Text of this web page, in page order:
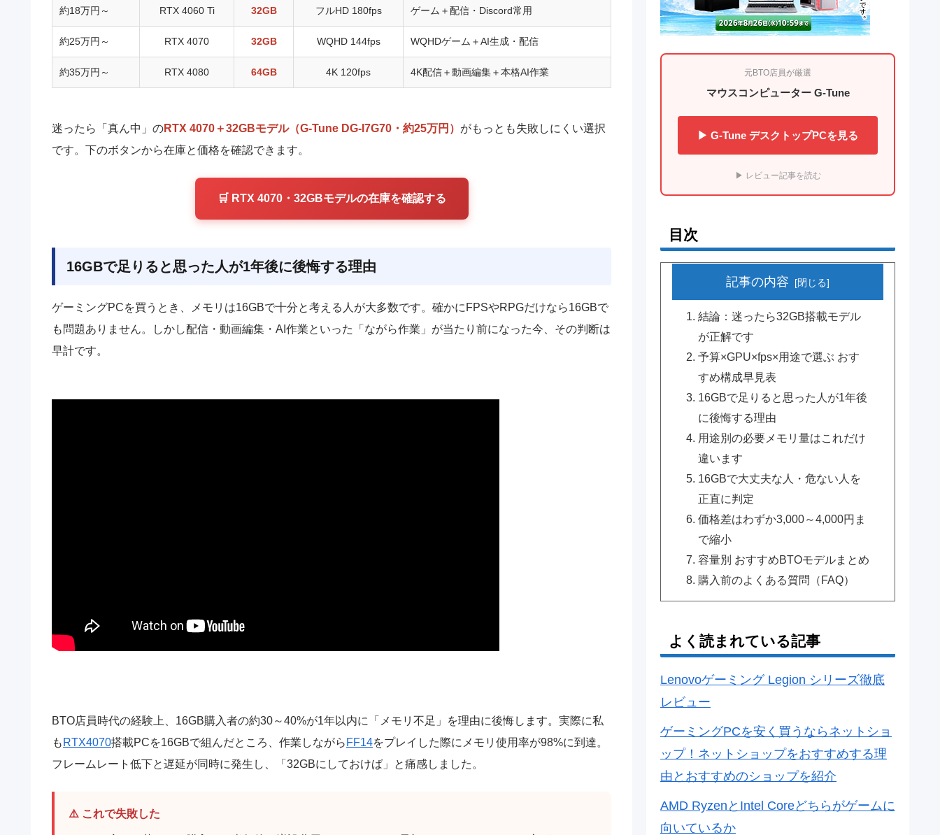
約18万円～ RTX 4060 Ti 32GB フルHD 180fps ゲーム＋配信・Discord常用
約25万円～ RTX 4070 32GB WQHD 144fps WQHDゲーム＋AI生成・配信
約35万円～ RTX 4080 64GB 4K 120fps 4K配信＋動画編集＋本格AI作業
迷ったら「真ん中」のRTX 4070＋32GBモデル（G-Tune DG-I7G70・約25万円） がもっとも失敗しにくい選択
です。下のボタンから在庫と価格を確認できます。
🛒 RTX 4070・32GBモデルの在庫を確認する
16GBで足りると思った人が1年後に後悔する理由
ゲーミングPCを買うとき、メモリは16GBで十分と考える人が大多数です。確かにFPSやRPGだけなら16GBで
も問題ありません。しかし配信・動画編集・AI作業といった「ながら作業」が当たり前になった今、その判断は
早計です。
BTO店員時代の経験上、16GB購入者の約30～40%が1年以内に「メモリ不足」を理由に後悔します。実際に私
も RTX4070搭載PCを16GBで組んだところ、作業しながら FF14をプレイした際にメモリ使用率が98%に到達。
フレームレート低下と遅延が同時に発生し、「32GBにしておけば」と痛感しました。
⚠️ これで失敗した
元BTO店員が厳選
マウスコンピューター G-Tune
▶ G-Tune デスクトップPCを見る
▶ レビュー記事を読む
目次
記事の内容
結論：迷ったら32GB搭載モデル
が正解です
予算×GPU×fps×用途で選ぶ おす
すめ構成早見表
16GBで足りると思った人が1年後
に後悔する理由
用途別の必要メモリ量はこれだけ
違います
16GBで大丈夫な人・危ない人を
正直に判定
価格差はわずか3,000～4,000円ま
で縮小
容量別 おすすめBTOモデルまとめ
購入前のよくある質問（FAQ）
よく読まれている記事
Lenovoゲーミング Legion シリーズ徹底
レビュー
ゲーミングPCを安く買うならネットショ
ップ！ネットショップをおすすめする理
由とおすすめのショップを紹介
AMD RyzenとIntel Coreどちらがゲームに
向いているか